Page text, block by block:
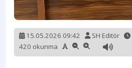
15.05.2026 09:42 SH Editör
420 okunma